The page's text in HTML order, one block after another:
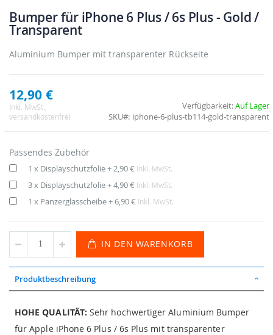
Bumper für iPhone 6 Plus / 6s Plus - Gold /
Transparent
Aluminium Bumper mit transparenter Rückseite
12,90 €
Inkl. MwSt.
versandkostenfrei
Verfügbarkeit:Auf Lager
SKU
iphone-6-plus-tb114-gold-transparent
Passendes Zubehör
1 x Displayschutzfolie+ 2,90 € Inkl. MwSt.
3 x Displayschutzfolie+4,90 € Inkl. MwSt.
1 x Panzerglasscheibe+6,90 € Inkl. MwSt.
IN DEN WARENKORB
Produktbeschreibung
HOHE QUALITÄT: Sehr hochwertiger Aluminium Bumper
für Apple iPhone 6 Plus / 6s Plus mit transparenter